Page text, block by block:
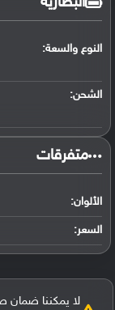
النوع والسعة:
الشحن:
‏متفرقات‏
الألوان:
السعر:
لا يمكننا ضمان